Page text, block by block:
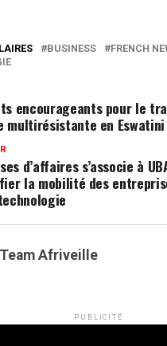
BUSINESS
FRENCH
encourageants pour le
multirésistante en Eswatini
d’affaires s’associe à
la mobilité des
Team Afriveille
PUBLICITÉ